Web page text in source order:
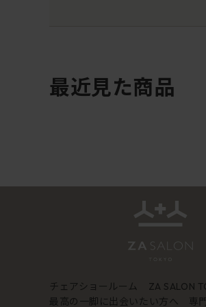
最近見た商品
チェアショールーム ZA SALON
最高の一脚に出会いたい方へ 専